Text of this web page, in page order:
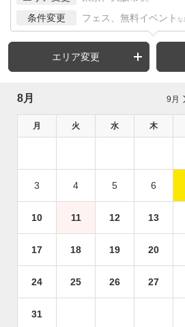
条件変更 フェス、無料イベント な
エリア変更
8月 9月
月 火 水 木
3 4 5 6
10 11 12 13
17 18 19 20
24 25 26 27
31